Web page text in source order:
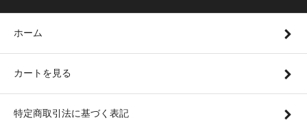
ホーム
カートを見る
特定商取引法に基づく表記